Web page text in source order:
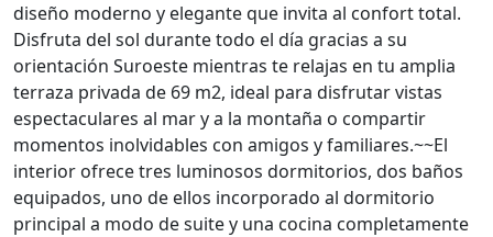
diseño moderno y elegante que invita al confort total.
Disfruta del sol durante todo el día gracias a su
orientación Suroeste mientras te relajas en tu amplia
terraza privada de 69 m2, ideal para disfrutar vistas
espectaculares al mar y a la montaña o compartir
momentos inolvidables con amigos y familiares.~~El
interior ofrece tres luminosos dormitorios, dos baños
equipados, uno de ellos incorporado al dormitorio
principal a modo de suite y una cocina completamente